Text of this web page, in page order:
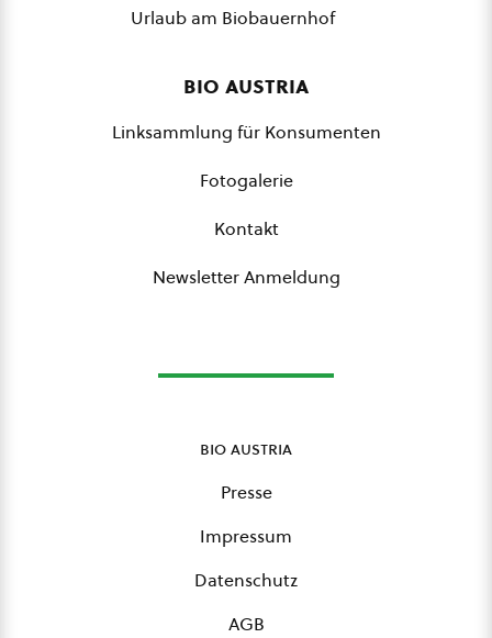
Urlaub am Biobauernhof
bio austria
Linksammlung für Konsumenten
Fotogalerie
Kontakt
Newsletter Anmeldung
bio austria
Presse
Impressum
Datenschutz
AGB